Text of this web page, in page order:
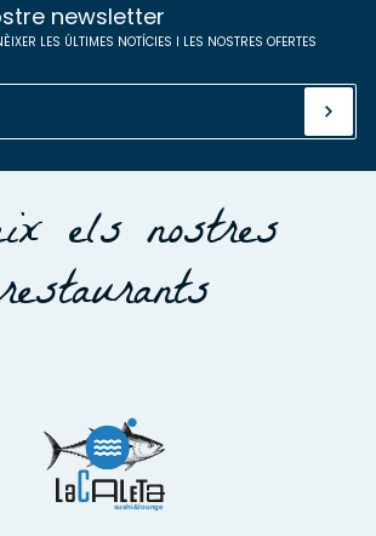
newsletter
LES ÚLTIMES NOTÍCIES I LES NOSTRES OFERTES
els nostres
restaurants